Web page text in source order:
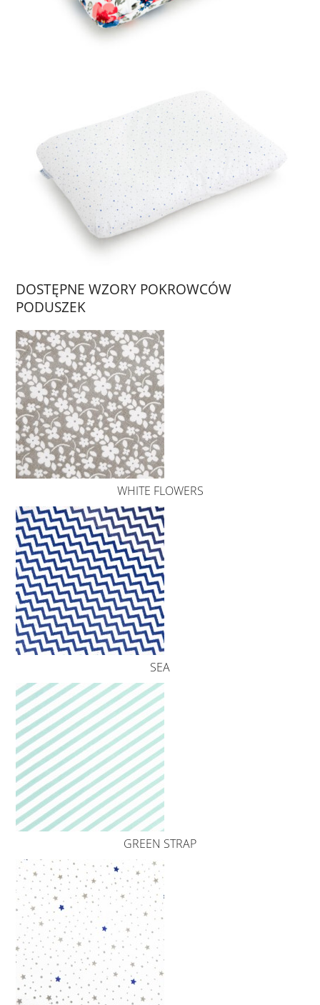
DOSTĘPNE WZORY POKROWCÓW
PODUSZEK
WHITE FLOWERS
SEA
GREEN STRAP